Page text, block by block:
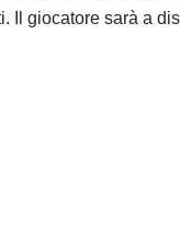
Il giocatore sarà a